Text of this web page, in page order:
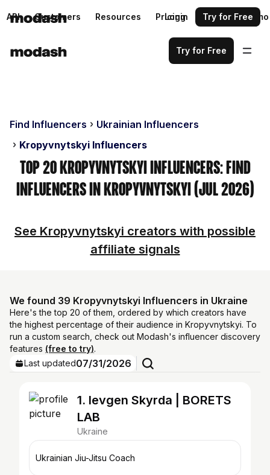
API Customers Resources Pricing Request a demo
Login Try for Free
Try for Free
Find Influencers
Ukrainian Influencers
Kropyvnytskyi Influencers
Top 20 Kropyvnytskyi Influencers: Find
Influencers in Kropyvnytskyi (Jul 2026)
See Kropyvnytskyi creators with possible
affiliate signals
We found 39 Kropyvnytskyi Influencers in Ukraine
Here's the top 20 of them, ordered by which creators have
the highest percentage of their audience in Kropyvnytskyi. To
run a custom search, check out Modash's influencer discovery
features (free to try).
Last updated07/31/2026
1. Ievgen Skyrda | BORETS
LAB
Ukraine
Ukrainian Jiu-Jitsu Coach